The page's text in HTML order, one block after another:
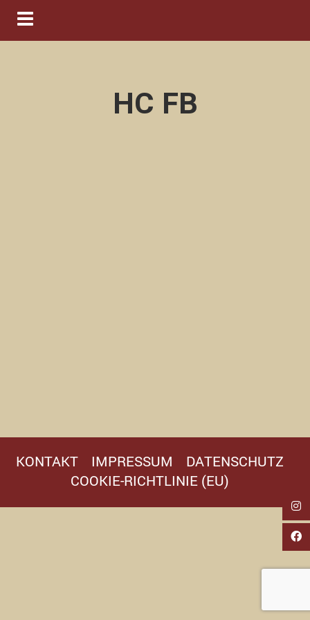
Navigation ein-/ausblenden
HC FB
KONTAKT IMPRESSUM
DATENSCHUTZ
COOKIE-RICHTLINIE (EU)